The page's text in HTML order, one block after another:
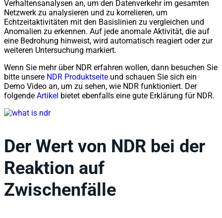
Verhaltensanalysen an, um den Datenverkehr im gesamten
Netzwerk zu analysieren und zu korrelieren, um
Echtzeitaktivitäten mit den Basislinien zu vergleichen und
Anomalien zu erkennen. Auf jede anomale Aktivität, die auf
eine Bedrohung hinweist, wird automatisch reagiert oder zur
weiteren Untersuchung markiert.
Wenn Sie mehr über NDR erfahren wollen, dann besuchen Sie
bitte unsere NDR Produktseite und schauen Sie sich ein
Demo Video an, um zu sehen, wie NDR funktioniert. Der
folgende Artikel bietet ebenfalls eine gute Erklärung für NDR.
Der Wert von NDR bei der
Reaktion auf
Zwischenfälle